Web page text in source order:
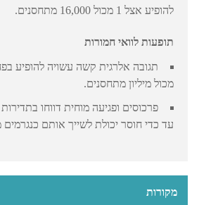
להופיע אצל 1 מכול 16,000 מתחסנים.
תופעות לוואי חמורות
מכול מיליון מתחסנים.
פרכוסים ופגיעה מוחית דווחו
עד כדי חוסר יכולת לשייך אותם כנגרמים
מקורות